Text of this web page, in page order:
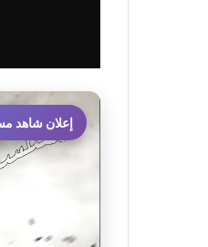
إعلان شاهد